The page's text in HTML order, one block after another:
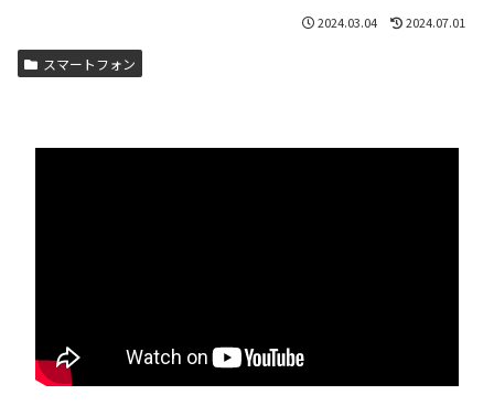
2024.03.04 2024.07.01
スマートフォン